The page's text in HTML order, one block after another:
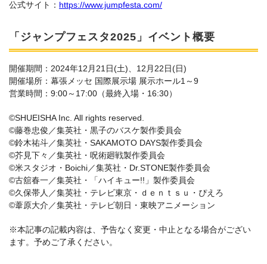
公式サイト： https://www.jumpfesta.com/
「ジャンプフェスタ2025」イベント概要
開催期間：2024年12月21日(土)、12月22日(日)
開催場所：幕張メッセ 国際展示場 展示ホール1～9
営業時間：9:00～17:00（最終入場・16:30）
©SHUEISHA Inc. All rights reserved.
©藤巻忠俊／集英社・黒子のバスケ製作委員会
©鈴木祐斗／集英社・SAKAMOTO DAYS製作委員会
©芥見下々／集英社・呪術廻戦製作委員会
©米スタジオ・Boichi／集英社・Dr.STONE製作委員会
©古舘春一／集英社・「ハイキュー!!」製作委員会
©久保帯人／集英社・テレビ東京・ｄｅｎｔｓｕ・ぴえろ
©葦原大介／集英社・テレビ朝日・東映アニメーション
※本記事の記載内容は、予告なく変更・中止となる場合がござい
ます。予めご了承ください。